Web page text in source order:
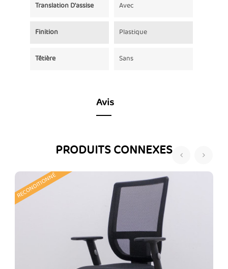
Translation D'assise Avec
Finition Plastique
Têtière Sans
Avis
PRODUITS CONNEXES
RECONDITIONNÉ ‹ ›